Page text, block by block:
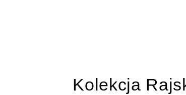
Kolekcja